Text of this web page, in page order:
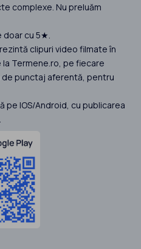
complexe. Nu preluăm
doar cu 5★.
clipuri video filmate în
Termene.ro, pe fiecare
punctaj aferentă, pentru
pe IOS/Android, cu publicarea